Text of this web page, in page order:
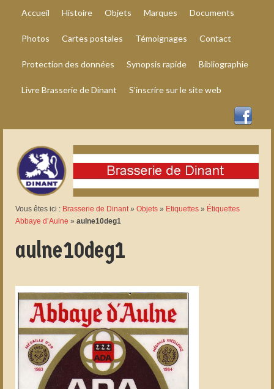
Accueil Histoire Objets Marques Documents
Photos Cartes postales Témoignages Contact
Protection des données Synopsis rapide Bibliographie
Livre Brasserie de Dinant S’inscrire sur le site web
Vous êtes ici : Brasserie de Dinant» Objets » Etiquettes » Étiquettes
Abbaye d’Aulne » aulne10deg1
aulne10deg1